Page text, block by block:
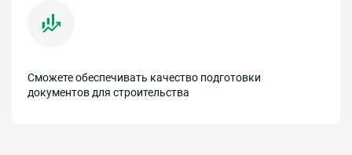
Сможете обеспечивать качество подготовки
документов для строительства